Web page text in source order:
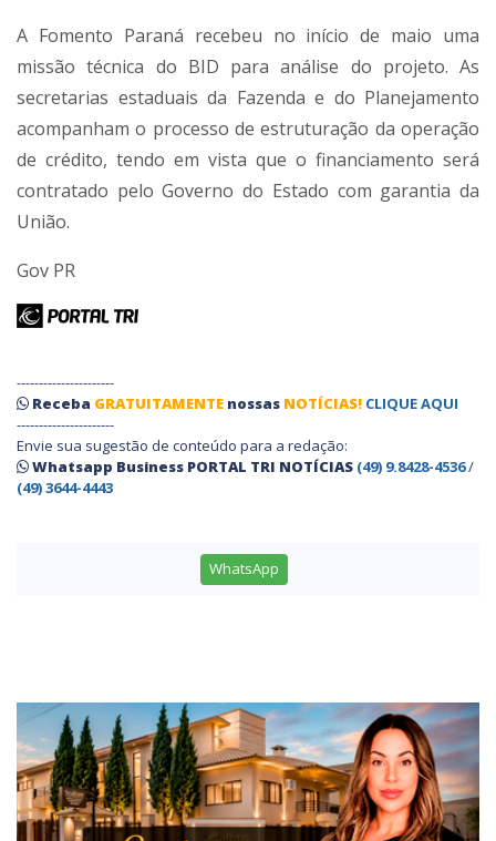
A Fomento Paraná recebeu no início de maio uma
missão técnica do BID para análise do projeto. As
secretarias estaduais da Fazenda e do Planejamento
acompanham o processo de estruturação da operação
de crédito, tendo em vista que o financiamento será
contratado pelo Governo do Estado com garantia da
União.
Gov PR
----------------------
Receba GRATUITAMENTE nossas NOTÍCIAS! CLIQUE AQUI
----------------------
Envie sua sugestão de conteúdo para a redação:
Whatsapp Business PORTAL TRI NOTÍCIAS (49) 9.8428-4536/
(49) 3644-4443
WhatsApp